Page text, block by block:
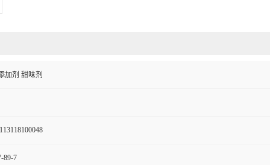
加剂 甜味剂
89-7